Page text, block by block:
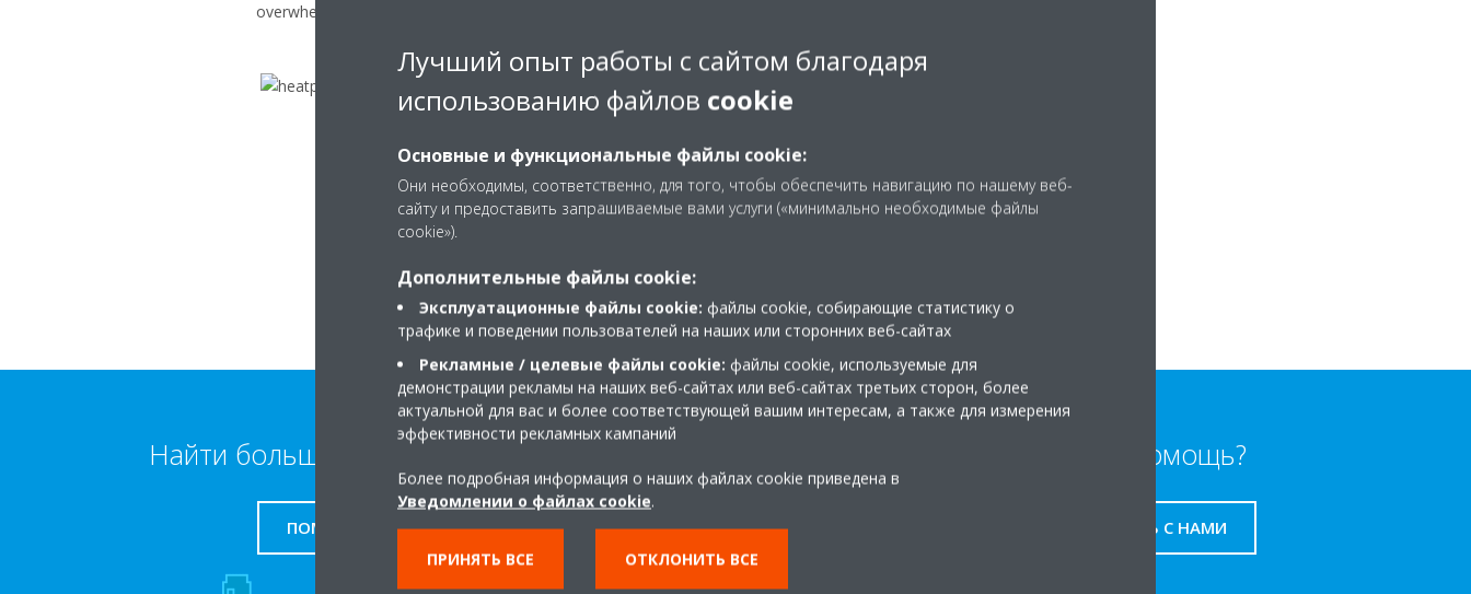
overwhelmingly successful application in the cold climates of Scandinavia.
Найти больше информации
ПОМОЩЬ
Нужна помощь?
СВЯЖИТЕСЬ С НАМИ
Лучший опыт работы с сайтом благодаря
использованию файлов cookie
Основные и функциональные файлы cookie:
Они необходимы, соответственно, для того, чтобы обеспечить навигацию по нашему веб-
сайту и предоставить запрашиваемые вами услуги («минимально необходимые файлы
cookie»).
Дополнительные файлы cookie:
Эксплуатационные файлы cookie: файлы cookie, собирающие статистику о
трафике и поведении пользователей на наших или сторонних веб-сайтах
Рекламные / целевые файлы cookie: файлы cookie, используемые для
демонстрации рекламы на наших веб-сайтах или веб-сайтах третьих сторон, более
актуальной для вас и более соответствующей вашим интересам, а также для измерения
эффективности рекламных кампаний
Более подробная информация о наших файлах cookie приведена в
Уведомлении о файлах cookie.
ПРИНЯТЬ ВСЕ ОТКЛОНИТЬ ВСЕ